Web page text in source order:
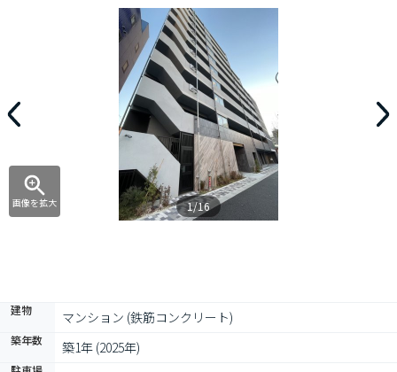
画像を拡大 1/16
建物 マンション (鉄筋コンクリート)
築年数 築1年 (2025年)